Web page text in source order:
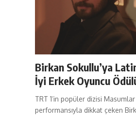
Birkan Sokullu’ya
İyi Erkek Oyuncu
TRT 1’in popüler dizisi Masumlar
performansıyla dikkat çeken